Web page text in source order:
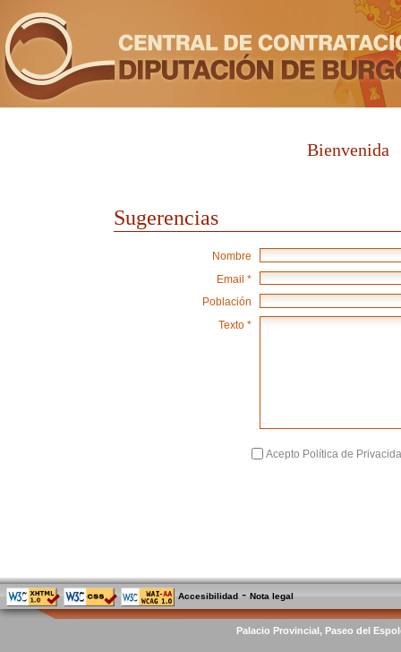
Bienvenida
Sugerencias
Nombre
Email *
Población
Texto *
Acepto Política de
Accesibilidad -Nota legal
Palacio Provincial, Paseo del